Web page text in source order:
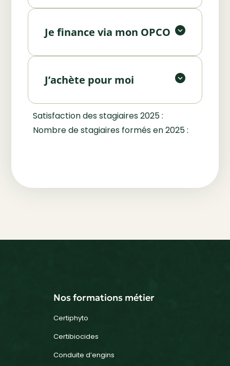
Je finance via mon OPCO
accompagnons dans les
J’achète pour moi
Vous souhaitez investir
personnellement dans votre
formation ? Contactez-nous pour
un accompagnement
Satisfaction des stagiaires 2025 :
Nombre de stagiaires formés en 2025 :
Nos formations métier
Certiphyto
Certibiocides
Conduite d’engins